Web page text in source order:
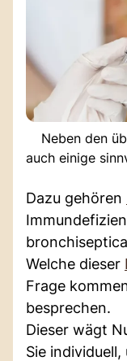
Neben den
auch einige
Dazu gehören
Welche dieser
Frage
besprechen.
Dieser wägt
Sie individuell,